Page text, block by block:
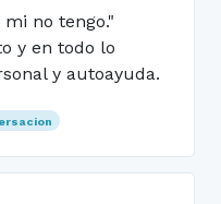
no tengo."
y en todo lo
y autoayuda.